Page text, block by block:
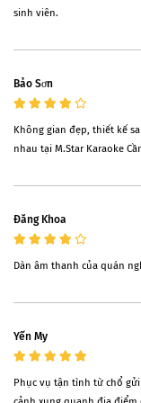
sinh viên.
Bảo Sơn
Không gian đẹp, thiết kế
nhau tại M.Star Karaoke
Ðăng Khoa
Dàn âm thanh của quán
Yến My
Phục vụ tận tình từ chổ